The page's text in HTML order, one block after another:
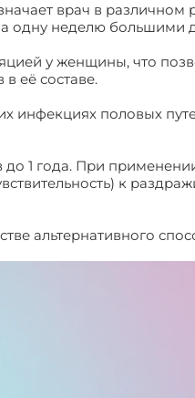
врач в различном
одну неделю большими
у женщины, что
её составе.
половых
1 года. При
к
альтернативного